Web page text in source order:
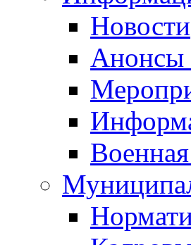
Новости
Анонсы